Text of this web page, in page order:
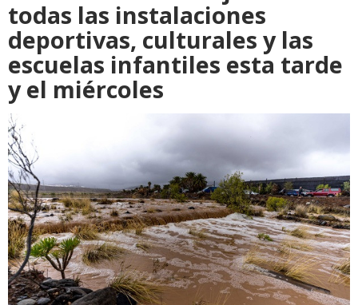
todas las instalaciones
deportivas, culturales y las
escuelas infantiles esta tarde
y el miércoles